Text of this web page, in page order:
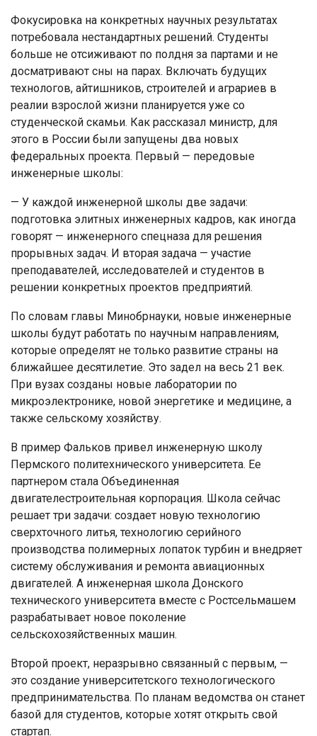
Фокусировка на конкретных научных результатах
потребовала нестандартных решений. Студенты
больше не отсиживают по полдня за партами и не
досматривают сны на парах. Включать будущих
технологов, айтишников, строителей и аграриев в
реалии взрослой жизни планируется уже со
студенческой скамьи. Как рассказал министр, для
этого в России были запущены два новых
федеральных проекта. Первый — передовые
инженерные школы:
— У каждой инженерной школы две задачи:
подготовка элитных инженерных кадров, как иногда
говорят — инженерного спецназа для решения
прорывных задач. И вторая задача — участие
преподавателей, исследователей и студентов в
решении конкретных проектов предприятий.
По словам главы Минобрнауки, новые инженерные
школы будут работать по научным направлениям,
которые определят не только развитие страны на
ближайшее десятилетие. Это задел на весь 21 век.
При вузах созданы новые лаборатории по
микроэлектронике, новой энергетике и медицине, а
также сельскому хозяйству.
В пример Фальков привел инженерную школу
Пермского политехнического университета. Ее
партнером стала Объединенная
двигателестроительная корпорация. Школа сейчас
решает три задачи: создает новую технологию
сверхточного литья, технологию серийного
производства полимерных лопаток турбин и внедряет
систему обслуживания и ремонта авиационных
двигателей. А инженерная школа Донского
технического университета вместе с Ростсельмашем
разрабатывает новое поколение
сельскохозяйственных машин.
Второй проект, неразрывно связанный с первым, —
это создание университетского технологического
предпринимательства. По планам ведомства он станет
базой для студентов, которые хотят открыть свой
стартап.